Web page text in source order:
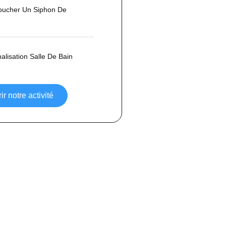
Un Siphon De
Salle De Bain
notre activité